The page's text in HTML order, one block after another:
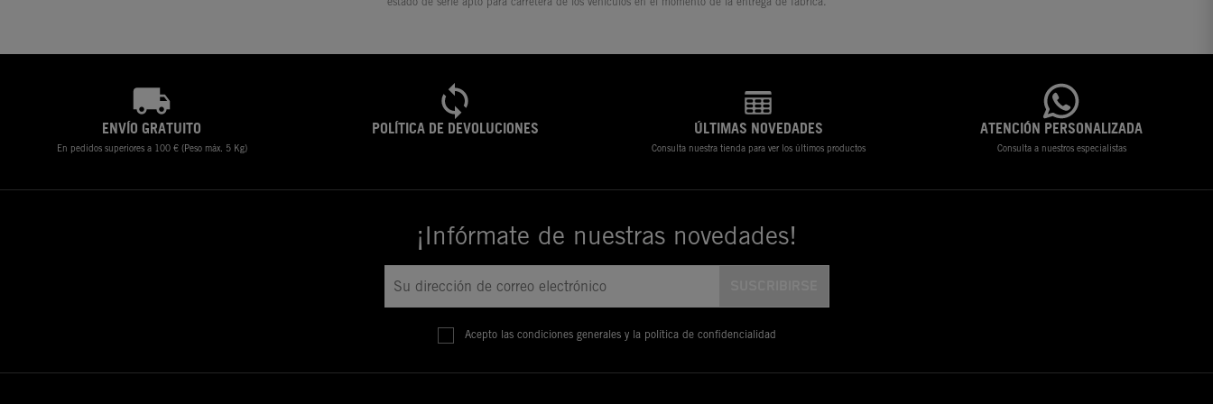
ENVÍO GRATUITO
En pedidos superiores a 100 € (Peso máx. 5 Kg)
POLÍTICA DE DEVOLUCIONES ÚLTIMAS NOVEDADES
Consulta nuestra tienda para ver los últimos productos
ATENCIÓN PERSONALIZADA
Consulta a nuestros especialistas
¡Infórmate de nuestras novedades!
Acepto las condiciones generales y la política de confidencialidad